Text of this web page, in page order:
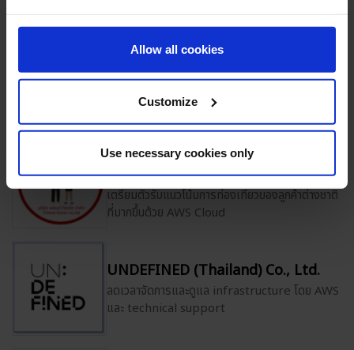
Allow all cookies
Customize
Use necessary cookies only
Pumpkin Corporation Co., Ltd.
ค้นพบแหล่งเรียนรู้ AWS ที่เข้าใจง่ายผ่านบล็อก
DevelopersIO ของ Classmethod
The iCON Software (Thailand) Co.,
Ltd.
เตรียมตัวรับแนวโน้มการท่องเที่ยวของลูกค้าต่างชาติ
ที่มากขึ้นด้วย AWS Cloud
UNDEFINED (Thailand) Co., Ltd.
ลดเวลาจัดการและดูแล infrastructure โดย AWS
และ technical support